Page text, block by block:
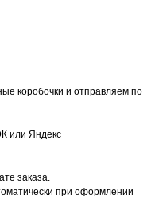
коробочки и отправляем по
или Яндекс
заказа.
при оформлении